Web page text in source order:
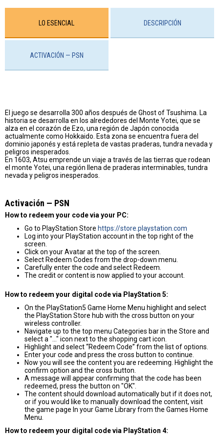
LO ESENCIAL DESCRIPCIÓN
ACTIVACIÓN — PSN
El juego se desarrolla 300 años después de Ghost of Tsushima. La
historia se desarrolla en los alrededores del Monte Yotei, que se
alza en el corazón de Ezo, una región de Japón conocida
actualmente como Hokkaido. Esta zona se encuentra fuera del
dominio japonés y está repleta de vastas praderas, tundra nevada y
peligros inesperados.
En 1603, Atsu emprende un viaje a través de las tierras que rodean
el monte Yotei, una región llena de praderas interminables, tundra
nevada y peligros inesperados.
Activación — PSN
How to redeem your code via your PC:
Go to PlayStation Store https://store.playstation.com
Log into your PlayStation account in the top right of the
screen.
Click on your Avatar at the top of the screen.
Select Redeem Codes from the drop-down menu.
Carefully enter the code and select Redeem.
The credit or content is now applied to your account.
How to redeem your digital code via PlayStation 5:
On the PlayStation5 Game Home Menu highlight and select
the PlayStation Store hub with the cross button on your
wireless controller.
Navigate up to the top menu Categories bar in the Store and
select a "..." icon next to the shopping cart icon.
Highlight and select “Redeem Code” from the list of options.
Enter your code and press the cross button to continue.
Now you will see the content you are redeeming. Highlight the
confirm option and the cross button.
A message will appear confirming that the code has been
redeemed, press the button on "OK".
The content should download automatically but if it does not,
or if you would like to manually download the content, visit
the game page In your Game Library from the Games Home
Menu.
How to redeem your digital code via PlayStation 4: